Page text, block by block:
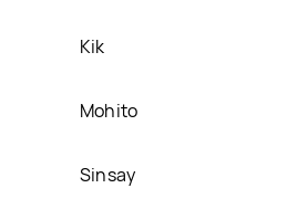
Kik
Mohito
Sinsay